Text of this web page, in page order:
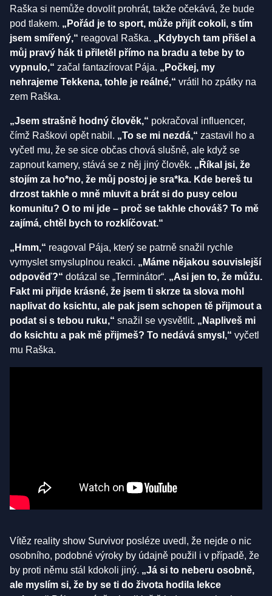
Raška si nemůže dovolit prohrát, takže očekává, že bude
pod tlakem. „Pořád je to sport, může přijít cokoli, s tím
jsem smířený,“ reagoval Raška. „Kdybych tam přišel a
můj pravý hák ti přiletěl přímo na bradu a tebe by to
vypnulo,“ začal fantazírovat Pája. „Počkej, my
nehrajeme Tekkena, tohle je reálné,“ vrátil ho zpátky na
zem Raška.
„Jsem strašně hodný člověk,“ pokračoval influencer,
čímž Raškovi opět nabil. „To se mi nezdá,“ zastavil ho a
vyčetl mu, že se sice občas chová slušně, ale když se
zapnout kamery, stává se z něj jiný člověk. „Říkal jsi, že
stojím za ho*no, že můj postoj je sra*ka. Kde bereš tu
drzost takhle o mně mluvit a brát si do pusy celou
komunitu? O to mi jde – proč se takhle chováš? To mě
zajímá, chtěl bych to rozklíčovat.“
„Hmm,“ reagoval Pája, který se patrně snažil rychle
vymyslet smysluplnou reakci. „Máme nějakou souvislejší
odpověď?“ dotázal se „Terminátor“. „Asi jen to, že můžu.
Fakt mi přijde krásné, že jsem ti skrze ta slova mohl
naplivat do ksichtu, ale pak jsem schopen tě přijmout a
podat si s tebou ruku,“ snažil se vysvětlit. „Napliveš mi
do ksichtu a pak mě přijmeš? To nedává smysl,“ vyčetl
mu Raška.
Vítěz reality show Survivor posléze uvedl, že nejde o nic
osobního, podobné výroky by údajně použil i v případě, že
by proti němu stál kdokoli jiný. „Já si to neberu osobně,
ale myslím si, že by se ti do života hodila lekce